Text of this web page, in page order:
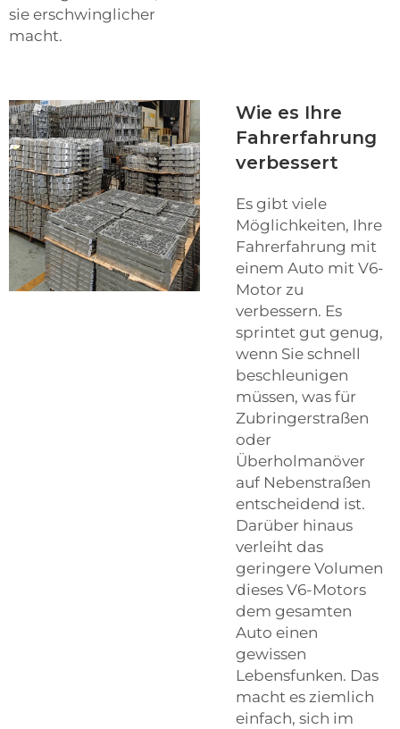
sie erschwinglicher
macht.
Wie es Ihre
Fahrerfahrung
verbessert
Es gibt viele
Möglichkeiten, Ihre
Fahrerfahrung mit
einem Auto mit V6-
Motor zu
verbessern. Es
sprintet gut genug,
wenn Sie schnell
beschleunigen
müssen, was für
Zubringerstraßen
oder
Überholmanöver
auf Nebenstraßen
entscheidend ist.
Darüber hinaus
verleiht das
geringere Volumen
dieses V6-Motors
dem gesamten
Auto einen
gewissen
Lebensfunken. Das
macht es ziemlich
einfach, sich im